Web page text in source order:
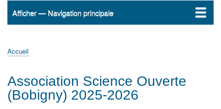
Navigation
Afficher — Navigation principale
Accueil
ActualitésMATh.en.JEANS ?
Régions et Ateliers
Créer, gérer un atelier
Sujets/Publications
Congrès
d'Ariane
Accueil
Association Science Ouverte
(Bobigny) 2025-2026